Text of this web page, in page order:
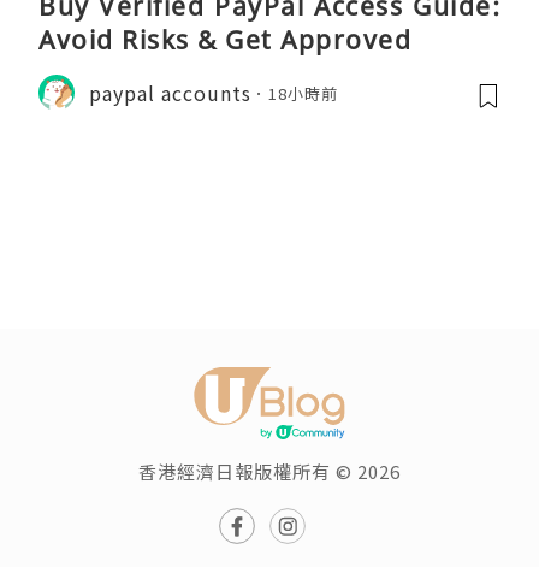
Avoid Risks & Get Approved
paypal accounts 18小時前
香港經濟日報版權所有 © 2026